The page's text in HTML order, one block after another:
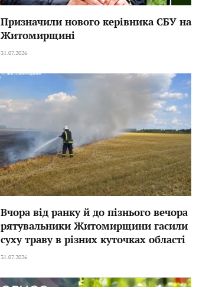
Призначили нового керівника СБУ на
Житомирщині
31.07.2026
Вчора від ранку й до пізнього вечора
рятувальники Житомирщини гасили
суху траву в різних куточках області
31.07.2026